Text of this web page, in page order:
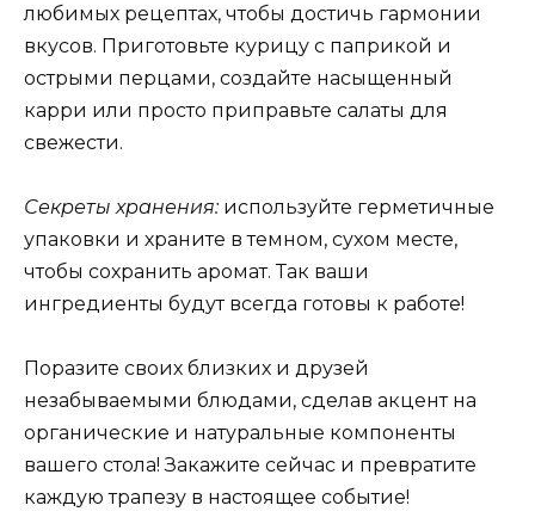
любимых рецептах, чтобы достичь гармонии
вкусов. Приготовьте курицу с паприкой и
острыми перцами, создайте насыщенный
карри или просто приправьте салаты для
свежести.
Секреты хранения:используйте герметичные
упаковки и храните в темном, сухом месте,
чтобы сохранить аромат. Так ваши
ингредиенты будут всегда готовы к работе!
Поразите своих близких и друзей
незабываемыми блюдами, сделав акцент на
органические и натуральные компоненты
вашего стола! Закажите сейчас и превратите
каждую трапезу в настоящее событие!